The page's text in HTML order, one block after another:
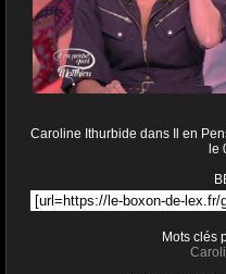
Caroline Ithurbide dans Il en
le
Mots clés